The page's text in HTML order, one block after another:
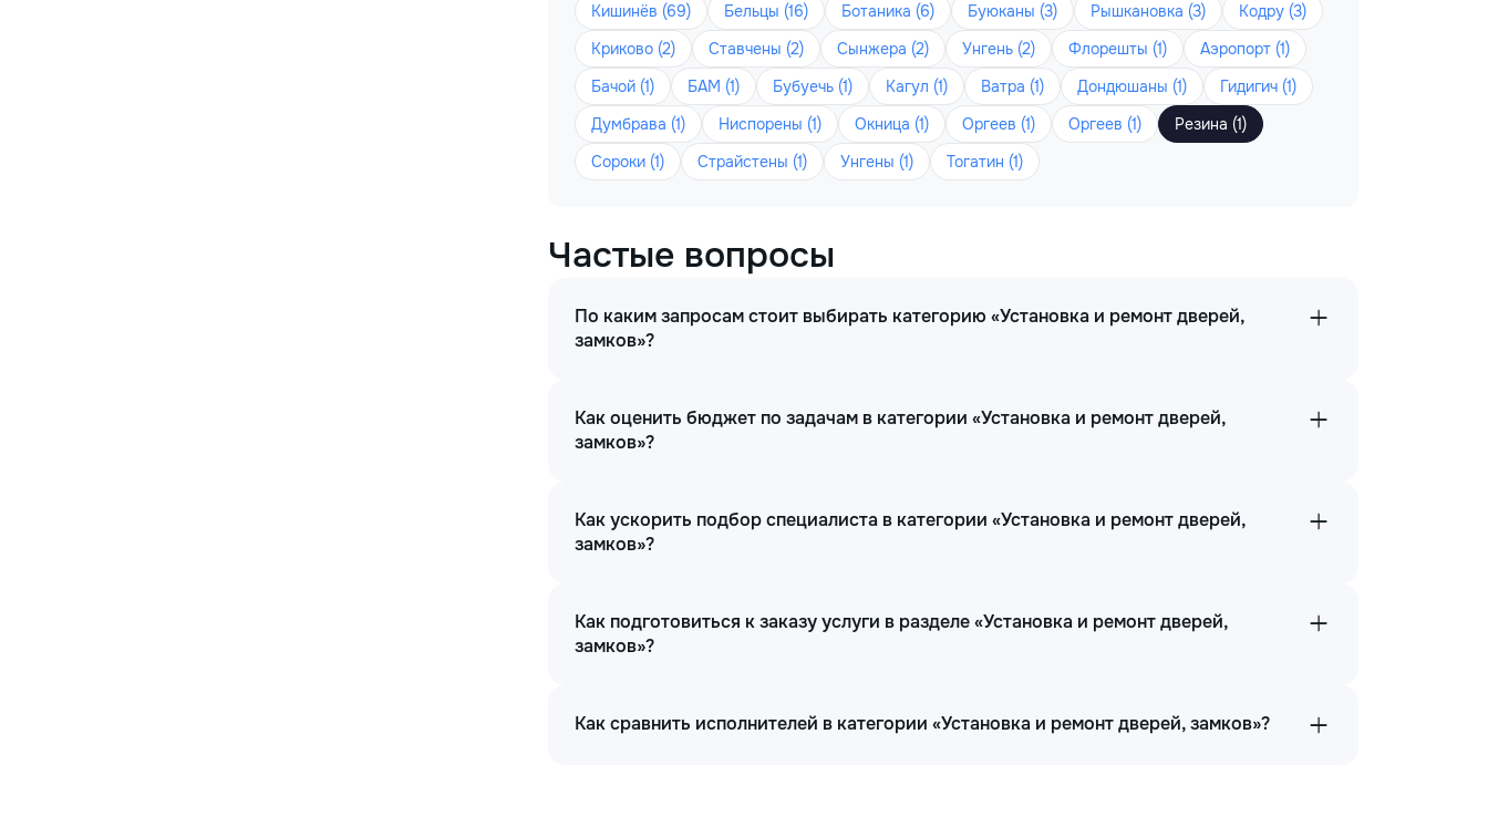
Кишинёв (69) Бельцы (16) Ботаника (6) Буюканы (3) Рышкановка (3)
Кодру (3)
Криково (2)
Ставчены (2) Сынжера (2) Унгень (2) Флорешты (1)
Аэропорт (1)
Бачой (1)
БАМ (1) Бубуечь (1) Кагул (1) Ватра (1) Дондюшаны (1)
Гидигич (1)
Думбрава (1)
Ниспорены (1) Окница (1) Оргеев (1) Оргеев (1)
Резина (1)
Сороки (1)
Страйстены (1) Унгены (1) Тогатин (1)
Частые вопросы
По каким запросам стоит выбирать категорию «Установка и ремонт дверей,
замков»?
Как оценить бюджет по задачам в категории «Установка и ремонт дверей,
замков»?
Как ускорить подбор специалиста в категории «Установка и ремонт дверей,
замков»?
Как подготовиться к заказу услуги в разделе «Установка и ремонт дверей,
замков»?
Как сравнить исполнителей в категории «Установка и ремонт дверей, замков»?